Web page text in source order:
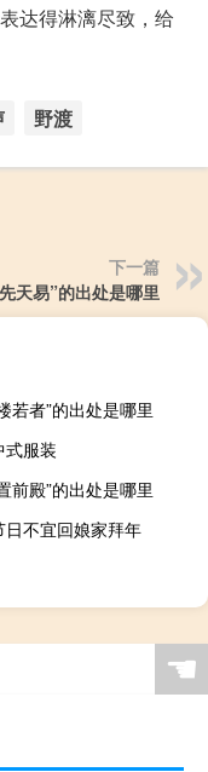
达得淋漓尽致，给
野渡
下一篇
天易”的出处是哪里
若者”的出处是哪里
式服装
前殿”的出处是哪里
日不宜回娘家拜年
☚